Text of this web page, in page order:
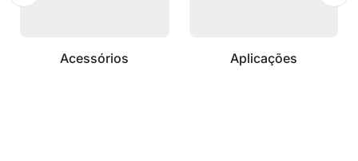
Acessórios Aplicações